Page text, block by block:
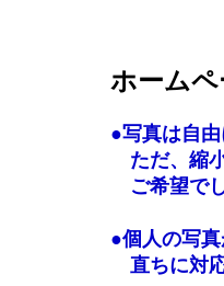
ホーム
●写真は自
ただ、縮
ご希望で
●個人の写
直ちに対応